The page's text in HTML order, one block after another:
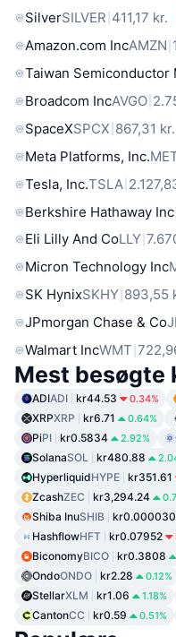
SilverSILVER 411,17 kr.
Amazon.com IncAMZN
Taiwan Semiconductor
Broadcom IncAVGO
SpaceXSPCX 867,31 kr.
Meta Platforms, Inc.
Tesla, Inc.TSLA
Berkshire Hathaway
Eli Lilly And CoLLY
Micron Technology Inc
SK HynixSKHY 893,55
JPmorgan Chase & Co
Walmart IncWMT
Mest
ADIADI kr44.53 0.34%
XRPXRP kr6.71 0.64%
PiPI kr0.5834 2.92%
SolanaSOL kr480.88
HyperliquidHYPE kr351.61
ZcashZEC kr3,294.24
Shiba InuSHIB
HashflowHFT kr0.07952
BiconomyBICO kr0.3808
OndoONDO kr2.28 0.12%
StellarXLM kr1.06 1.18%
CantonCC kr0.59 0.51%